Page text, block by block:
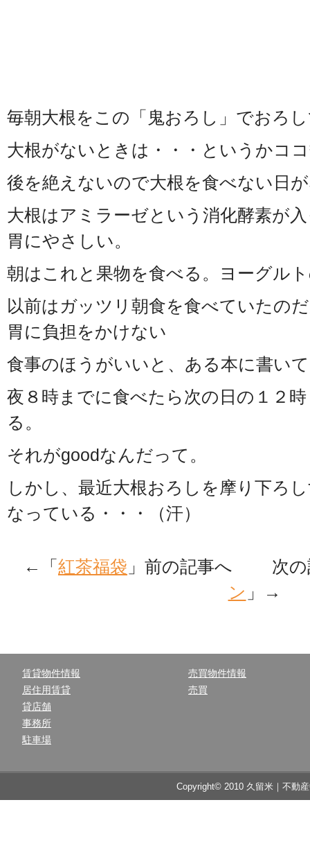
毎朝大根をこの「鬼おろし」でおろ
大根がないときは・・・というかコ
後を絶えないので大根を食べない日
大根はアミラーゼという消化酵素が
胃にやさしい。
朝はこれと果物を食べる。ヨーグル
以前はガッツリ朝食を食べていたの
胃に負担をかけない
食事のほうがいいと、ある本に書い
夜８時までに食べたら次の日の１２
る。
それがgoodなんだって。
しかし、最近大根おろしを摩り下ろ
なっている・・・（汗）
←「 紅茶福袋 」前の記事へ 次の
ン 」→
賃貸物件情報
居住用賃貸
貸店舗
事務所
駐車場
売買物件情報
売買
Copyright© 2010 久留米｜不動